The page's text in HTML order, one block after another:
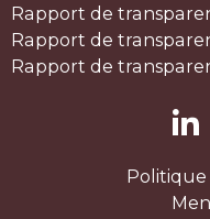
Rapport de
Rapport de
Rapport de